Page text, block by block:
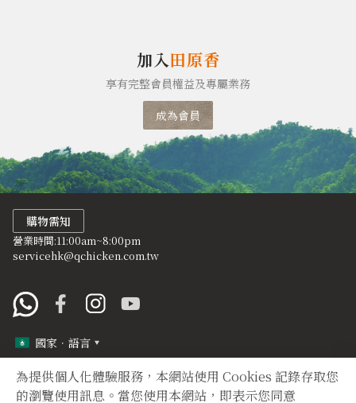
為提供個人化體驗服務，本網站使用 Cookies 記錄存取您
的瀏覽使用訊息。當您使用本網站，即表示您同意
加入田原香
享有完整會員權益及專屬業務
成為會員
購物需知
營業時間:11:00am~8:00pm
servicehk@qchicken.com.tw
國家．語言
定型化契約 隱私權聲明